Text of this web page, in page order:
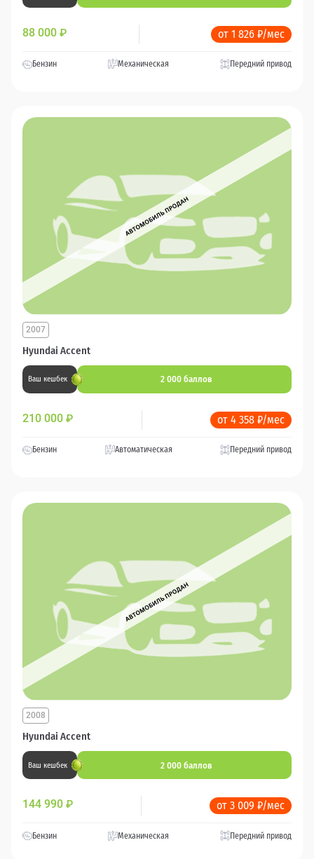
88 000 ₽ от 1 826 ₽/мес
Бензин Механическая Передний привод
Hyundai Accent
2007
Ваш кешбек 2 000 баллов
210 000 ₽ от 4 358 ₽/мес
Бензин Автоматическая Передний привод
Hyundai Accent
2008
Ваш кешбек 2 000 баллов
144 990 ₽ от 3 009 ₽/мес
Бензин Механическая Передний привод